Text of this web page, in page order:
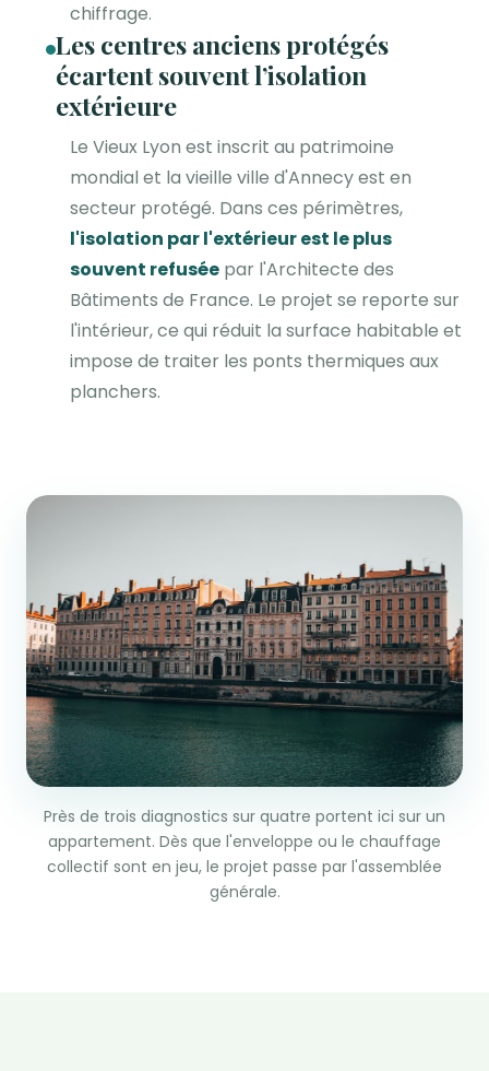
chiffrage.
Les centres anciens protégés
écartent souvent l’isolation
extérieure
Le Vieux Lyon est inscrit au patrimoine
mondial et la vieille ville d'Annecy est en
secteur protégé. Dans ces périmètres,
l'isolation par l'extérieur est le plus
souvent refusée par l'Architecte des
Bâtiments de France. Le projet se reporte sur
l'intérieur, ce qui réduit la surface habitable et
impose de traiter les ponts thermiques aux
planchers.
Près de trois diagnostics sur quatre portent ici sur un
appartement. Dès que l'enveloppe ou le chauffage
collectif sont en jeu, le projet passe par l'assemblée
générale.